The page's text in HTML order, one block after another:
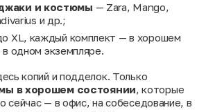
и костюмы — Zara, Mango,
и др.;
XL, каждый комплект — в хорошем
в одном экземпляре.
копий и подделок. Только
в хорошем состоянии, которые
сейчас — в офис, на собеседование, в